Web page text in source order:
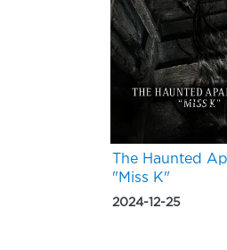
The Haunted
"Miss K"
2024-12-25